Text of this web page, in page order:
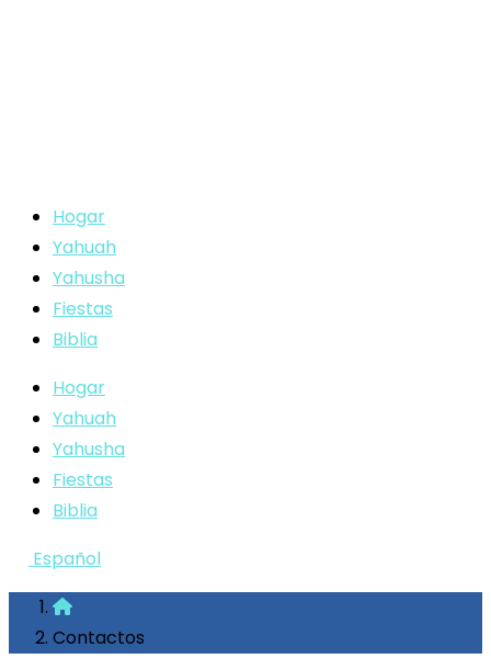
Hogar
Yahuah
Yahusha
Fiestas
Biblia
Hogar
Yahuah
Yahusha
Fiestas
Biblia
Español
Contactos